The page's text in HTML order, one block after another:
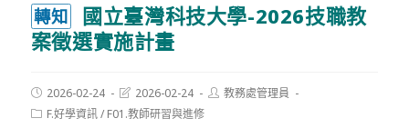
轉知
國立臺灣科技大學-2026技職教
案徵選實施計畫
Post
published:
2026-02-24
Post
last
modified:
2026-02-24
Post教務處管理員
PostF.好學資訊/ F01.教師研習與進修